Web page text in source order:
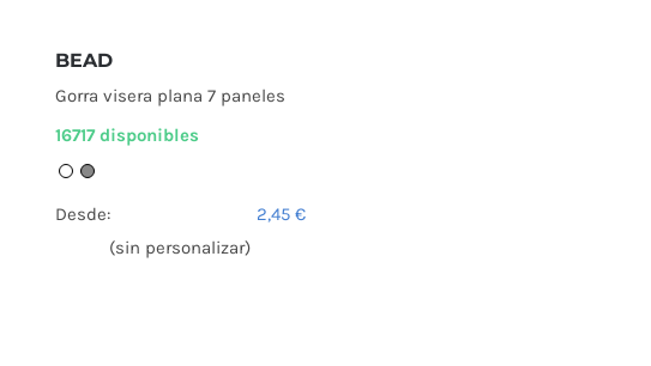
BEAD
Gorra visera plana 7 paneles
16717 disponibles
Desde: 2,45 €
(sin personalizar)